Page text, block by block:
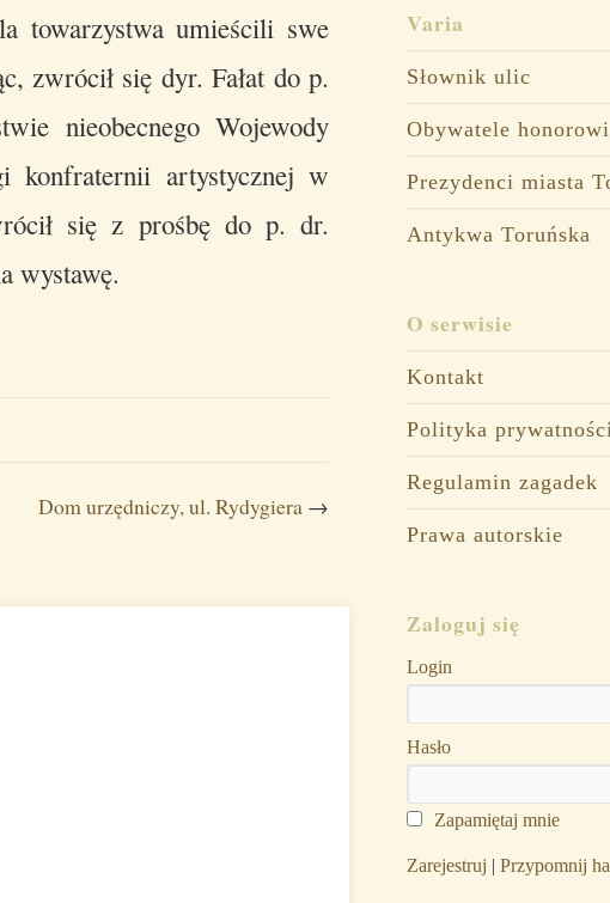
towarzystwa umieścili swe
zwrócił się dyr. Fałat do p.
nieobecnego Wojewody
konfraternii artystycznej w
się z prośbę do p. dr.
wystawę.
Dom urzędniczy, ul. Rydygiera →
Varia
Słownik ulic
Obywatele
Prezydenci miasta
Antykwa Toruńska
O serwisie
Kontakt
Polityka
Regulamin zagadek
Prawa autorskie
Zaloguj się
Login
Hasło
Zapamiętaj mnie
Zarejestruj | Przypomnij